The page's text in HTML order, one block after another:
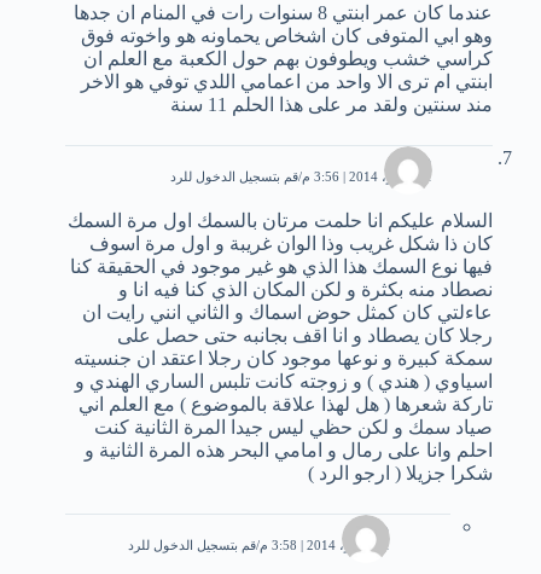
عندما كان عمر ابنتي 8 سنوات رات في المنام ان جدها
وهو ابي المتوفى كان اشخاص يحماونه هو واخوته فوق
كراسي خشب ويطوفون بهم حول الكعبة مع العلم ان
ابنتي ام ترى الا واحد من اعمامي اللدي توفي هو الاخر
مند سنتين ولقد مر على هذا الحلم 11 سنة
محمد
1 نوفمبر، 2014 | 3:56 م قم بتسجيل الدخول للرد
السلام عليكم انا حلمت مرتان بالسمك اول مرة السمك
كان ذا شكل غريب وذا الوان غريبة و اول مرة اسوف
فيها نوع السمك هذا الذي هو غير موجود في الحقيقة كنا
نصطاد منه بكثرة و لكن المكان الذي كنا فيه انا و
عاءلتي كان كمثل حوض اسماك و الثاني انني رايت ان
رجلا كان يصطاد و انا اقف بجانبه حتى حصل على
سمكة كبيرة و نوعها موجود كان رجلا اعتقد ان جنسيته
اسياوي ( هندي ) و زوجته كانت تلبس الساري الهندي و
تاركة شعرها ( هل لهذا علاقة بالموضوع ) مع العلم اني
صياد سمك و لكن حظي ليس جيدا المرة الثانية كنت
احلم وانا على رمال و امامي البحر هذه المرة الثانية و
شكرا جزيلا ( ارجو الرد )
محمد
1 نوفمبر، 2014 | 3:58 م قم بتسجيل الدخول للرد